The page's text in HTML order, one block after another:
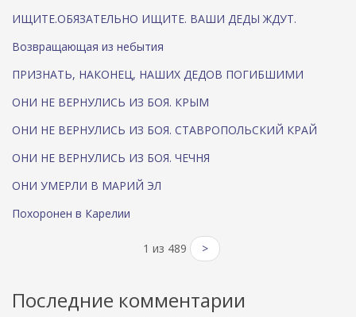
ИЩИТЕ.ОБЯЗАТЕЛЬНО ИЩИТЕ. ВАШИ ДЕДЫ ЖДУТ.
Возвращающая из небытия
ПРИЗНАТЬ, НАКОНЕЦ, НАШИХ ДЕДОВ ПОГИБШИМИ
ОНИ НЕ ВЕРНУЛИСЬ ИЗ БОЯ. КРЫМ
ОНИ НЕ ВЕРНУЛИСЬ ИЗ БОЯ. СТАВРОПОЛЬСКИЙ КРАЙ
ОНИ НЕ ВЕРНУЛИСЬ ИЗ БОЯ. ЧЕЧНЯ
ОНИ УМЕРЛИ В МАРИЙ ЭЛ
Похоронен в Карелии
1 из 489 >
Последние комментарии